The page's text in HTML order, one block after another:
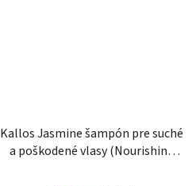
Kallos Jasmine šampón pre suché
a poškodené vlasy (Nourishing